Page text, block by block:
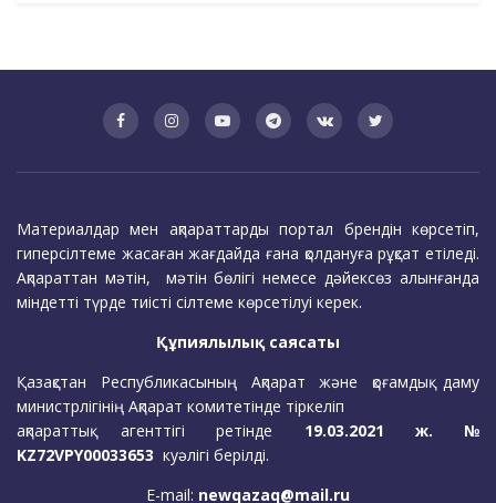
Материалдар мен ақпараттарды портал брендін көрсетіп,
гиперсілтеме жасаған жағдайда ғана қолдануға рұқсат етіледі.
Ақпараттан мәтін, мәтін бөлігі немесе дәйексөз алынғанда
міндетті түрде тиісті сілтеме көрсетілуі керек.
Құпиялылық саясаты
Қазақстан Республикасының Ақпарат және қоғамдық даму
министрлігінің Ақпарат комитетінде тіркеліп
ақпараттық агенттігі ретінде 19.03.2021 ж. №
KZ72VPY00033653 куәлігі берілді.
E-mail: newqazaq@mail.ru